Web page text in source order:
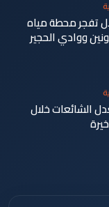
تفجر محطة مياه
ووادي الحجير
الشائعات خلال